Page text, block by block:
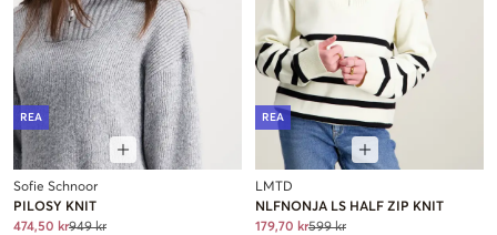
REA
Sofie Schnoor
PILOSY KNIT
474,50 kr949 kr
REA
LMTD
NLFNONJA LS HALF ZIP KNIT
179,70 kr599 kr